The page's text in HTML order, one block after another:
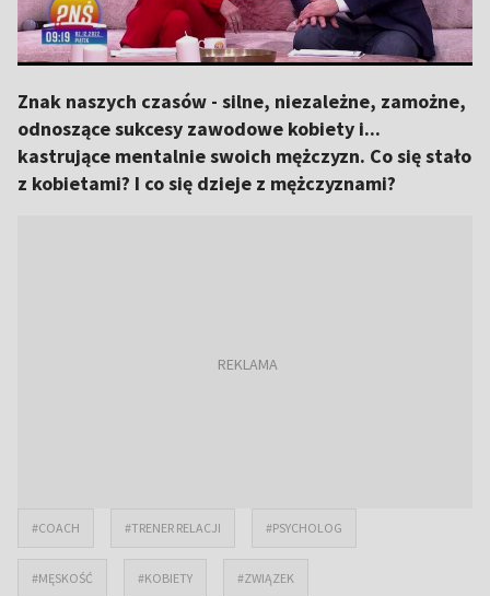
Znak naszych czasów - silne, niezależne, zamożne,
odnoszące sukcesy zawodowe kobiety i...
kastrujące mentalnie swoich mężczyzn. Co się stało
z kobietami? I co się dzieje z mężczyznami?
#COACH #TRENER RELACJI #PSYCHOLOG
#MĘSKOŚĆ #KOBIETY #ZWIĄZEK